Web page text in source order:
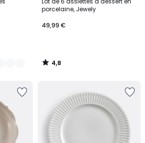
porcelaine, Jewely
49,99 €
4,8
/